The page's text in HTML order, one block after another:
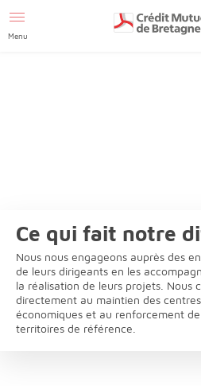
Menu
Ce qui fait notre
Nous nous engageons auprès des
de leurs dirigeants en les
la réalisation de leurs projets. Nous
directement au maintien des
économiques et au renforcement
territoires de référence.